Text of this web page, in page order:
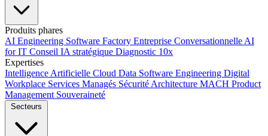
Produits phares
AI Engineering Software Factory Entreprise Conversationnelle AI
for IT Conseil IA stratégique Diagnostic 10x
Expertises
Intelligence Artificielle Cloud Data Software Engineering Digital
Workplace Services Managés Sécurité Architecture MACH Product
Management Souveraineté
Secteurs